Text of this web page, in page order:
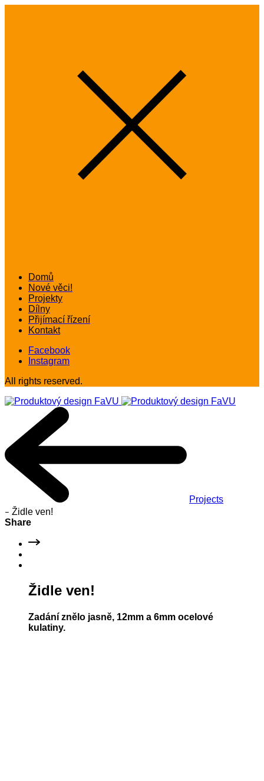
Domů
Nové věci!
Projekty
Dílny
Přijímací řízení
Kontakt
Facebook
Instagram
All rights reserved.
Projects
- Židle ven!
Share
Židle ven!
Zadání znělo jasně, 12mm a 6mm ocelové
kulatiny.